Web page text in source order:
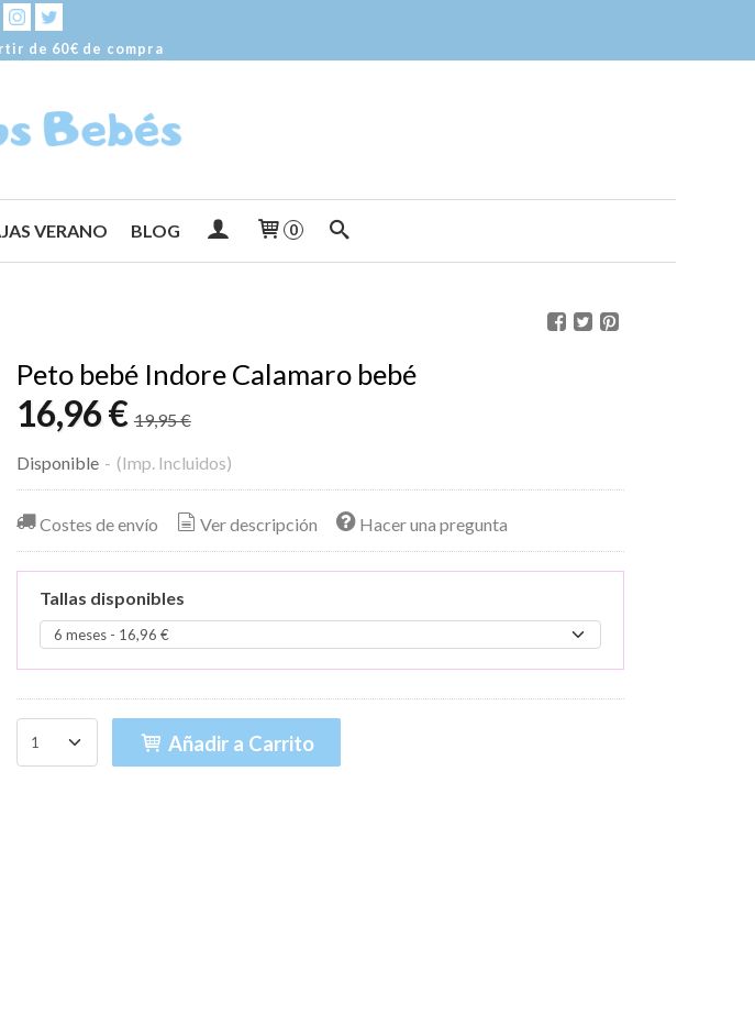
de 60€ de compra
VERANO BLOG 0
Peto bebé Indore Calamaro bebé
16,96 € 19,95 €
Disponible - (Imp. Incluidos)
Costes de envío Ver descripción Hacer una pregunta
Tallas disponibles
Añadir a Carrito